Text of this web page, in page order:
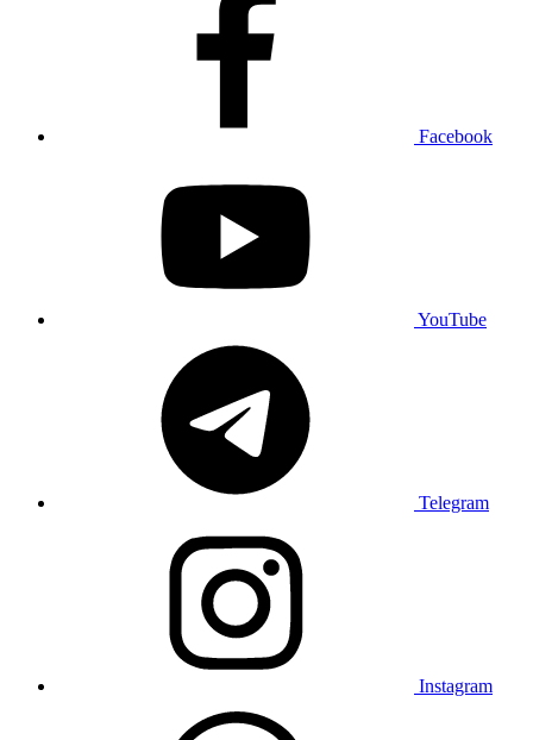
Facebook
YouTube
Telegram
Instagram